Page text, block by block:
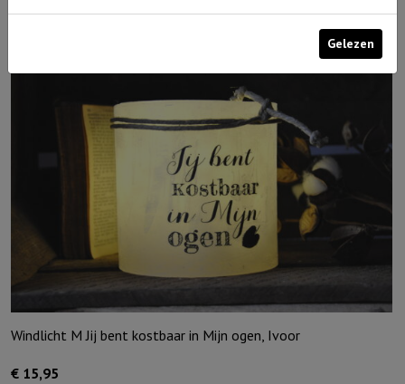
Uitverkocht
Windlicht M Jij bent kostbaar in Mijn ogen, Ivoor
€ 15,95
Gelezen